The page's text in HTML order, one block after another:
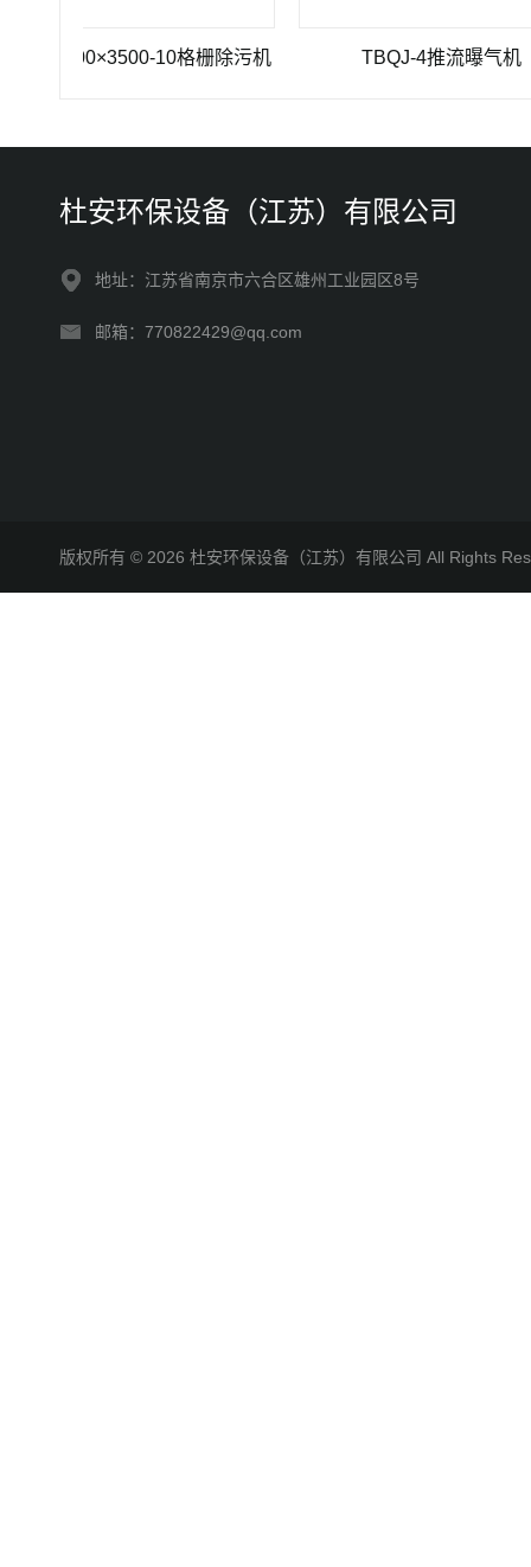
10格栅除污机 TBQJ-4推流曝气机
杜安环保设备（江苏）有限公司
地址：江苏省南京市六合区雄州工业园区8号
邮箱：770822429@qq.com
版权所有 © 2026 杜安环保设备（江苏）有限公司 All Rights